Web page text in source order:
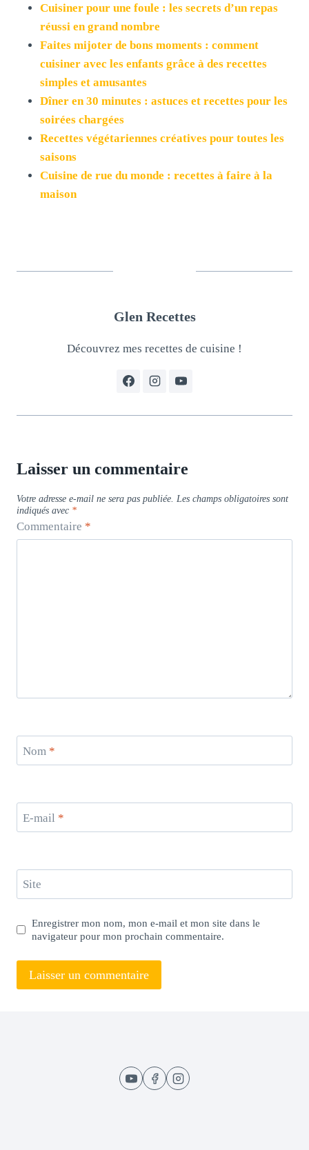
Cuisiner pour une foule : les secrets d’un repas
réussi en grand nombre
Faites mijoter de bons moments : comment
cuisiner avec les enfants grâce à des recettes
simples et amusantes
Dîner en 30 minutes : astuces et recettes pour les
soirées chargées
Recettes végétariennes créatives pour toutes les
saisons
Cuisine de rue du monde : recettes à faire à la
maison
Glen Recettes
Découvrez mes recettes de cuisine !
Laisser un commentaire
Votre adresse e-mail ne sera pas publiée. Les champs obligatoires sont
indiqués avec *
Commentaire *
Nom *
E-mail *
Site
Enregistrer mon nom, mon e-mail et mon site dans le
navigateur pour mon prochain commentaire.